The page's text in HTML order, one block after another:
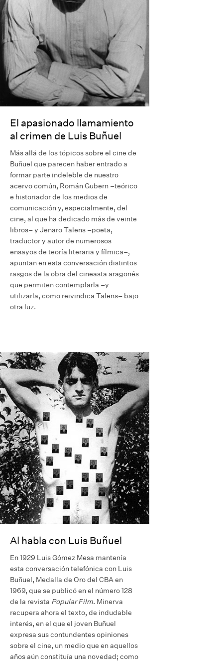
El apasionado llamamiento
al crimen de Luis Buñuel
Más allá de los tópicos sobre el cine de
Buñuel que parecen haber entrado a
formar parte indeleble de nuestro
acervo común, Román Gubern –teórico
e historiador de los medios de
comunicación y, especialmente, del
cine, al que ha dedicado más de veinte
libros– y Jenaro Talens –poeta,
traductor y autor de numerosos
ensayos de teoría literaria y fílmica–,
apuntan en esta conversación distintos
rasgos de la obra del cineasta aragonés
que permiten contemplarla –y
utilizarla, como reivindica Talens– bajo
otra luz.
Al habla con Luis Buñuel
En 1929 Luis Gómez Mesa mantenía
esta conversación telefónica con Luis
Buñuel, Medalla de Oro del CBA en
1969, que se publicó en el número 128
de la revista Popular Film. Minerva
recupera ahora el texto, de indudable
interés, en el que el joven Buñuel
expresa sus contundentes opiniones
sobre el cine, un medio que en aquellos
años aún constituía una novedad; como